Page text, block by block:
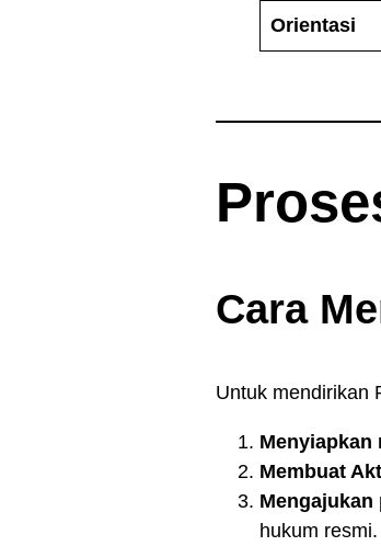
Orientasi
Cara
Untuk mendirikan
Menyiapkan
Membuat
Mengajukan
hukum resmi.